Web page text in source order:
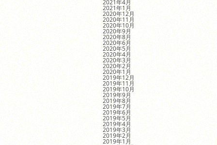
2021年4月
2021年1月
2020年12月
2020年11月
2020年10月
2020年9月
2020年8月
2020年6月
2020年5月
2020年4月
2020年3月
2020年2月
2020年1月
2019年12月
2019年11月
2019年10月
2019年9月
2019年8月
2019年7月
2019年6月
2019年5月
2019年4月
2019年3月
2019年2月
2019年1月